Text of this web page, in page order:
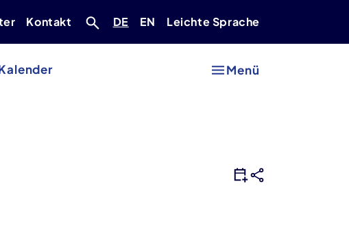
Kontakt Deutsch
DE Englisch
EN Leichte Sprache
Menü